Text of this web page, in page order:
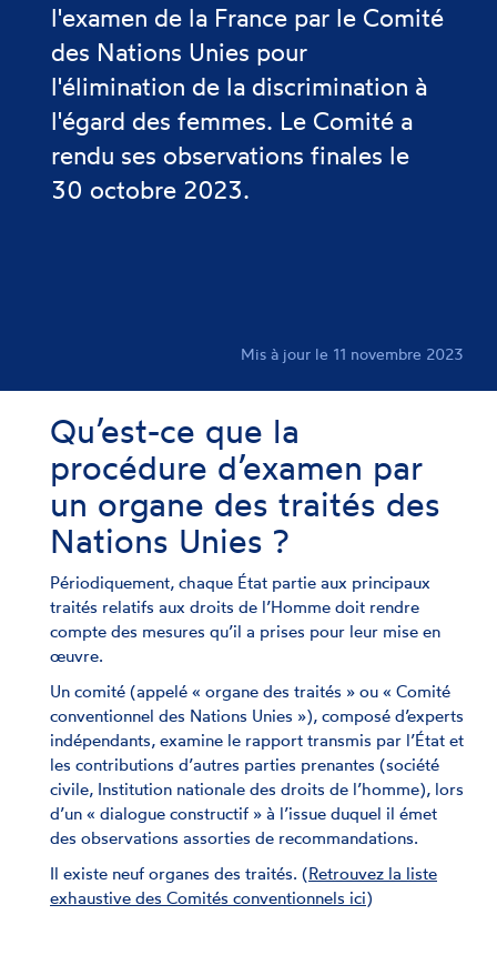
l'examen de la France par le Comité
des Nations Unies pour
l'élimination de la discrimination à
l'égard des femmes. Le Comité a
rendu ses observations finales le
30 octobre 2023.
Mis à jour le 11 novembre 2023
Qu’est-ce que la
procédure d’examen par
un organe des traités des
Nations Unies ?
Périodiquement, chaque État partie aux principaux
traités relatifs aux droits de l’Homme doit rendre
compte des mesures qu’il a prises pour leur mise en
œuvre.
Un comité (appelé « organe des traités » ou « Comité
conventionnel des Nations Unies »), composé d’experts
indépendants, examine le rapport transmis par l’État et
les contributions d’autres parties prenantes (société
civile, Institution nationale des droits de l’homme), lors
d’un « dialogue constructif » à l’issue duquel il émet
des observations assorties de recommandations.
Il existe neuf organes des traités. (Retrouvez la liste
exhaustive des Comités conventionnels ici)